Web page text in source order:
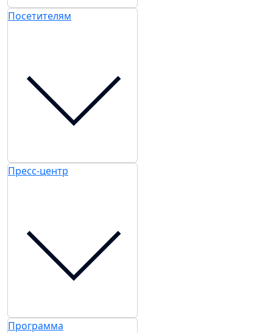
Посетителям
Пресс-центр
Программа